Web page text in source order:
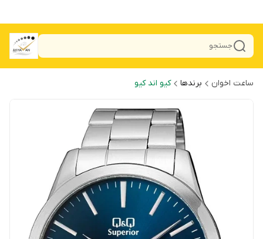
جستجو
ساعت اخوان برندها کیو اند کیو